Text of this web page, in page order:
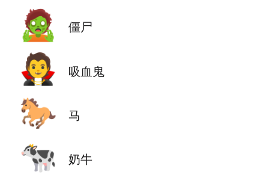
🧟 僵尸
🧛 吸血鬼
🐎 马
🐄 奶牛